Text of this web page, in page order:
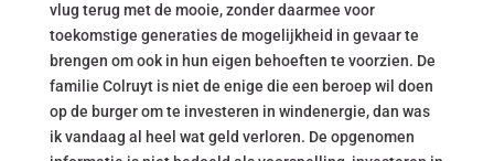
vlug terug met de mooie, zonder daarmee voor
toekomstige generaties de mogelijkheid in gevaar te
brengen om ook in hun eigen behoeften te voorzien. De
familie Colruyt is niet de enige die een beroep wil doen
op de burger om te investeren in windenergie, dan was
ik vandaag al heel wat geld verloren. De opgenomen